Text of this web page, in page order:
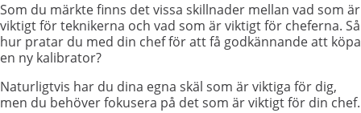
Som du märkte finns det vissa skillnader mellan vad som är
viktigt för teknikerna och vad som är viktigt för cheferna. Så
hur pratar du med din chef för att få godkännande att köpa
en ny kalibrator?
Naturligtvis har du dina egna skäl som är viktiga för dig,
men du behöver fokusera på det som är viktigt för din chef.